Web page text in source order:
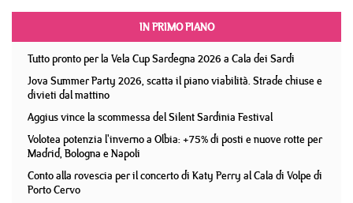
IN PRIMO PIANO
Tutto pronto per la Vela Cup Sardegna 2026 a Cala dei Sardi
Jova Summer Party 2026, scatta il piano viabilità. Strade chiuse e
divieti dal mattino
Aggius vince la scommessa del Silent Sardinia Festival
Volotea potenzia l'inverno a Olbia: +75% di posti e nuove rotte per
Madrid, Bologna e Napoli
Conto alla rovescia per il concerto di Katy Perry al Cala di Volpe di
Porto Cervo